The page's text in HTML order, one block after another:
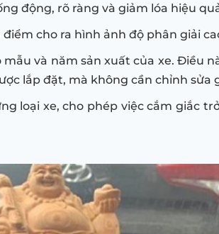
động, rõ ràng và giảm lóa hiệu
cho ra hình ảnh độ phân giải
và năm sản xuất của xe. Điều
lắp đặt, mà không cần chỉnh sửa
loại xe, cho phép việc cắm giắc